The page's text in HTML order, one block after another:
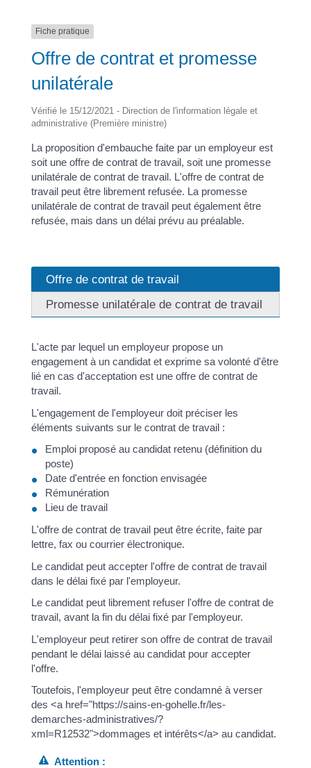
Fiche pratique
Offre de contrat et promesse
unilatérale
Vérifié le 15/12/2021 - Direction de l'information légale et
administrative (Première ministre)
La proposition d'embauche faite par un employeur est
soit une offre de contrat de travail, soit une promesse
unilatérale de contrat de travail. L'offre de contrat de
travail peut être librement refusée. La promesse
unilatérale de contrat de travail peut également être
refusée, mais dans un délai prévu au préalable.
Offre de contrat de travail
Promesse unilatérale de contrat de travail
L'acte par lequel un employeur propose un
engagement à un candidat et exprime sa volonté d'être
lié en cas d'acceptation est une offre de contrat de
travail.
L'engagement de l'employeur doit préciser les
éléments suivants sur le contrat de travail :
Emploi proposé au candidat retenu (définition du
poste)
Date d'entrée en fonction envisagée
Rémunération
Lieu de travail
L'offre de contrat de travail peut être écrite, faite par
lettre, fax ou courrier électronique.
Le candidat peut accepter l'offre de contrat de travail
dans le délai fixé par l'employeur.
Le candidat peut librement refuser l'offre de contrat de
travail, avant la fin du délai fixé par l'employeur.
L'employeur peut retirer son offre de contrat de travail
pendant le délai laissé au candidat pour accepter
l'offre.
Toutefois, l'employeur peut être condamné à verser
des <a href="https://sains-en-gohelle.fr/les-
demarches-administratives/?
xml=R12532">dommages et intérêts</a> au candidat.
Attention :